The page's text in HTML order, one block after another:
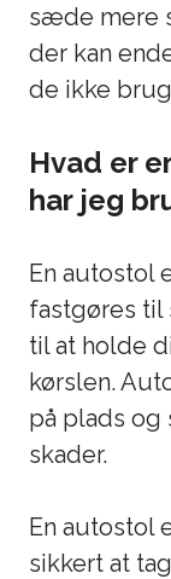
sæde mere
der kan
de ikke
Hvad er
har jeg
En autostol
fastgøres
til at holde
kørslen.
på plads og
skader.
En autostol
sikkert at